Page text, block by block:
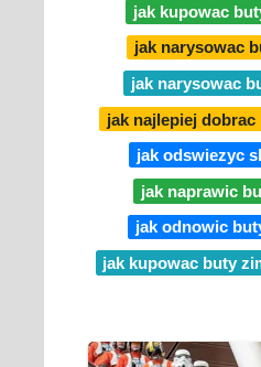
jak kupowac
jak narysowac
jak narysowac
jak najlepiej
jak odswiezyc
jak naprawic
jak odnowic
jak kupowac buty